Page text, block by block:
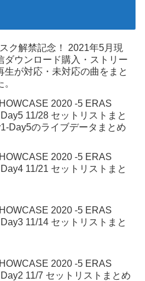
ク解禁記念！ 2021年5月現
ダウンロード購入・ストリー
生が対応・未対応の曲をまと
2020 -5 ERAS
11/28 セットリストまと
Day5のライブデータまとめ
2020 -5 ERAS
11/21 セットリストまと
2020 -5 ERAS
11/14 セットリストまと
2020 -5 ERAS
11/7 セットリストまとめ